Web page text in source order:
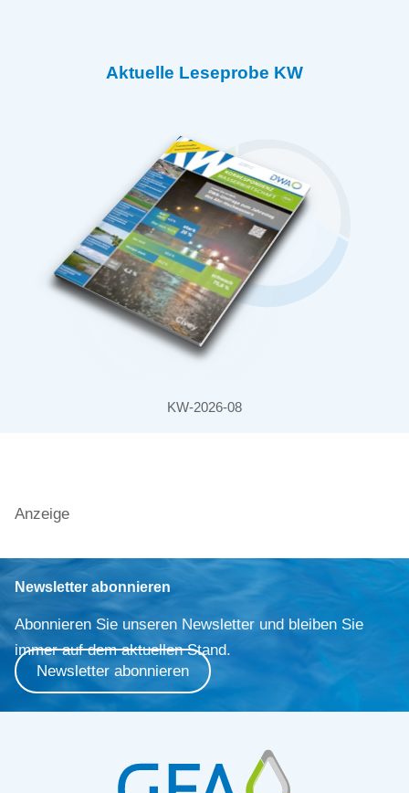
Aktuelle Leseprobe KW
KW-2026-08
Anzeige
Newsletter abonnieren
Abonnieren Sie unseren Newsletter und bleiben Sie
immer auf dem aktuellen Stand.
Newsletter abonnieren